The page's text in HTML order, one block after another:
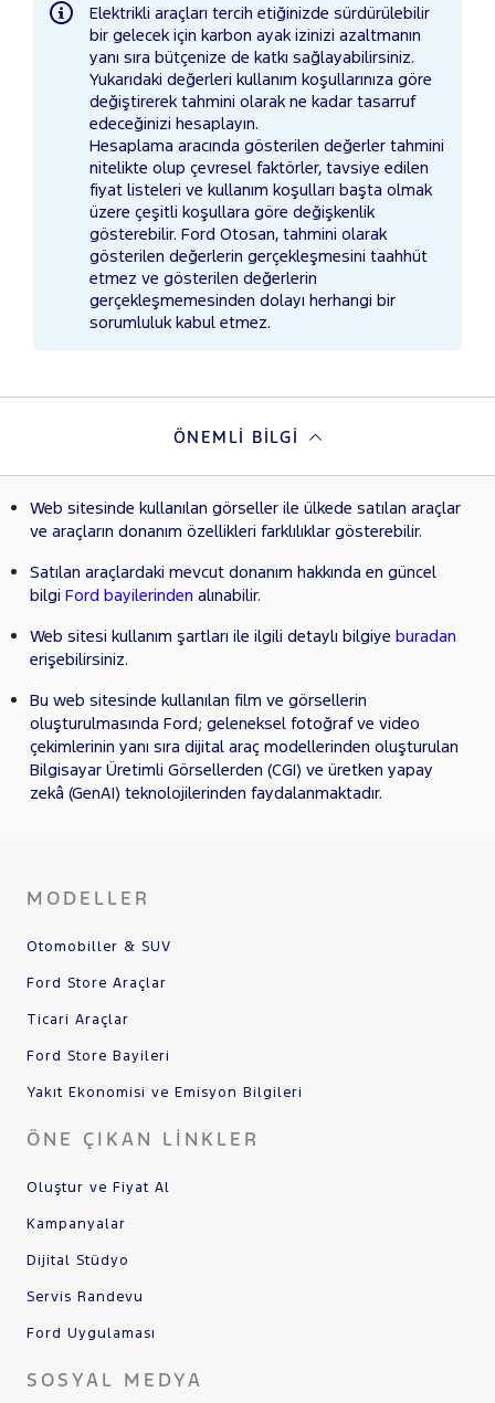
Elektrikli araçları tercih etiğinizde sürdürülebilir
bir gelecek için karbon ayak izinizi azaltmanın
yanı sıra bütçenize de katkı sağlayabilirsiniz.
Yukarıdaki değerleri kullanım koşullarınıza göre
değiştirerek tahmini olarak ne kadar tasarruf
edeceğinizi hesaplayın.
Hesaplama aracında gösterilen değerler tahmini
nitelikte olup çevresel faktörler, tavsiye edilen
fiyat listeleri ve kullanım koşulları başta olmak
üzere çeşitli koşullara göre değişkenlik
gösterebilir. Ford Otosan, tahmini olarak
gösterilen değerlerin gerçekleşmesini taahhüt
etmez ve gösterilen değerlerin
gerçekleşmemesinden dolayı herhangi bir
sorumluluk kabul etmez.
ÖNEMLI BILGI
Web sitesinde kullanılan görseller ile ülkede satılan araçlar
ve araçların donanım özellikleri farklılıklar gösterebilir.
Satılan araçlardaki mevcut donanım hakkında en güncel
bilgi Ford bayilerinden alınabilir.
Web sitesi kullanım şartları ile ilgili detaylı bilgiye buradan
erişebilirsiniz.
Bu web sitesinde kullanılan film ve görsellerin
oluşturulmasında Ford; geleneksel fotoğraf ve video
çekimlerinin yanı sıra dijital araç modellerinden oluşturulan
Bilgisayar Üretimli Görsellerden (CGI) ve üretken yapay
zekâ (GenAI) teknolojilerinden faydalanmaktadır.
MODELLER
Otomobiller & SUV
Ford Store Araçlar
Ticari Araçlar
Ford Store Bayileri
Yakıt Ekonomisi ve Emisyon Bilgileri
ÖNE ÇIKAN LINKLER
Oluştur ve Fiyat Al
Kampanyalar
Dijital Stüdyo
Servis Randevu
Ford Uygulaması
SOSYAL MEDYA